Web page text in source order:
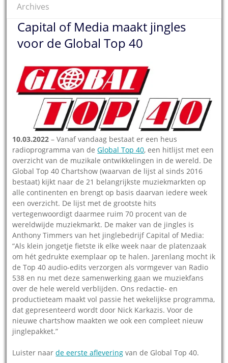
Archives
Capital of Media maakt jingles
voor de Global Top 40
10.03.2022 – Vanaf vandaag bestaat er een heus
radioprogramma van deGlobal Top 40, een hitlijst met een
overzicht van de muzikale ontwikkelingen in de wereld. De
Global Top 40 Chartshow (waarvan de lijst al sinds 2016
bestaat) kijkt naar de 21 belangrijkste muziekmarkten op
alle continenten en brengt op basis daarvan iedere week
een overzicht. De lijst met de grootste hits
vertegenwoordigt daarmee ruim 70 procent van de
wereldwijde muziekmarkt. De maker van de jingles is
Anthony Timmers van het jinglebedrijf Capital of Media:
“Als klein jongetje fietste ik elke week naar de platenzaak
om hét gedrukte exemplaar op te halen. Jarenlang mocht ik
de Top 40 audio-edits verzorgen als vormgever van Radio
538 en nu met deze samenwerking gaan we muziekfans
over de hele wereld verblijden. Ons redactie- en
productieteam maakt vol passie het wekelijkse programma,
dat gepresenteerd wordt door Nick Karkazis. Voor de
nieuwe chartshow maakten we ook een compleet nieuw
jinglepakket.”
Luister naarde eerste aflevering van de Global Top 40.